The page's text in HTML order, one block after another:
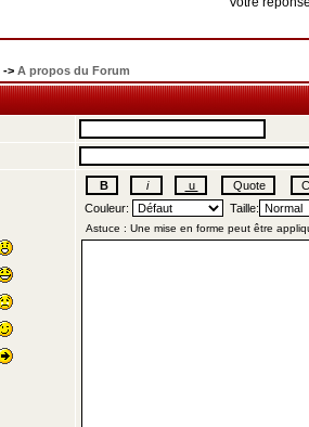
-> A propos du Forum
Couleur: Taille: